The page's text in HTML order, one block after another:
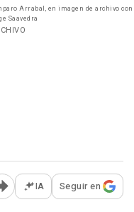
Arrabal, en imagen de archivo con
Saavedra
Abrir opciones para
IA Seguir en